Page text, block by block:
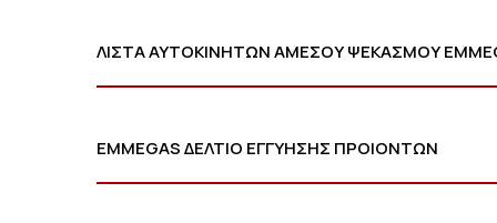
ΛΙΣΤΑ ΑΥΤΟΚΙΝΗΤΩΝ ΑΜΕΣΟΥ ΨΕΚΑΣΜΟΥ
EMMEGAS ΔΕΛΤΙΟ ΕΓΓΥΗΣΗΣ ΠΡΟΙΟΝΤΩΝ